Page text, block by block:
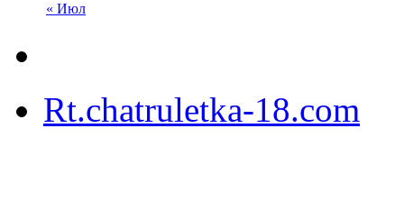
« Июл
Rt.chatruletka-18.com